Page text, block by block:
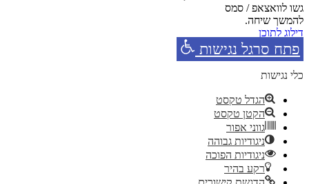
גשו לוואצאפ / סמס
להמשך שיחה.
דילוג לתוכן
פתח סרגל נגישות
כלי נגישות
הגדל טקסט
הקטן טקסט
גווני אפור
ניגודיות גבוהה
ניגודיות הפוכה
רקע בהיר